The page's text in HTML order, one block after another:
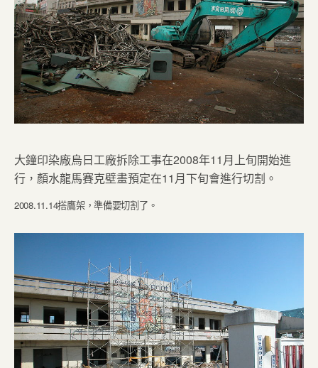
大鐘印染廠烏日工廠拆除工事在2008年11月上旬開始進
行，顏水龍馬賽克壁畫預定在11月下旬會進行切割。
2008.11.14搭鷹架，準備要切割了。